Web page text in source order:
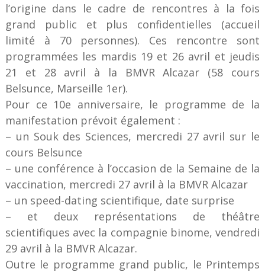
l’origine dans le cadre de rencontres à la fois
grand public et plus confidentielles (accueil
limité à 70 personnes). Ces rencontre sont
programmées les mardis 19 et 26 avril et jeudis
21 et 28 avril à la BMVR Alcazar (58 cours
Belsunce, Marseille 1er).
Pour ce 10e anniversaire, le programme de la
manifestation prévoit également :
– un Souk des Sciences, mercredi 27 avril sur le
cours Belsunce
– une conférence à l’occasion de la Semaine de la
vaccination, mercredi 27 avril à la BMVR Alcazar
– un speed-dating scientifique, date surprise
– et deux représentations de théâtre
scientifiques avec la compagnie binome, vendredi
29 avril à la BMVR Alcazar.
Outre le programme grand public, le Printemps